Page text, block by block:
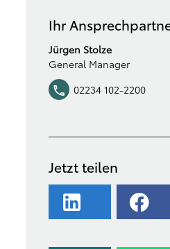
Ihr
Jürgen Stolze
General Manager
02234 102-2200
Jetzt teilen